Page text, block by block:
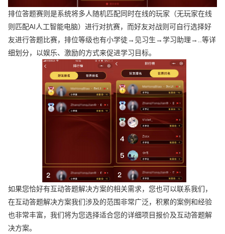
排位答题赛则是系统将多人随机匹配同时在线的玩家（无玩家在线
则匹配AI人工智能电脑）进行对抗赛，而好友对战则可自行选择好
友进行答题比赛，排位等级也有小学徒→见习生→学习助理→..等详
细划分，以娱乐、激励的方式来促进学习目标。
如果您恰好有互动答题解决方案的相关需求，您也可以联系我们，
在互动答题解决方案我们涉及的范围非常广泛，积累的案例和经验
也非常丰富，我们将为您选择适合您的详细项目报价及互动答题解
决方案。